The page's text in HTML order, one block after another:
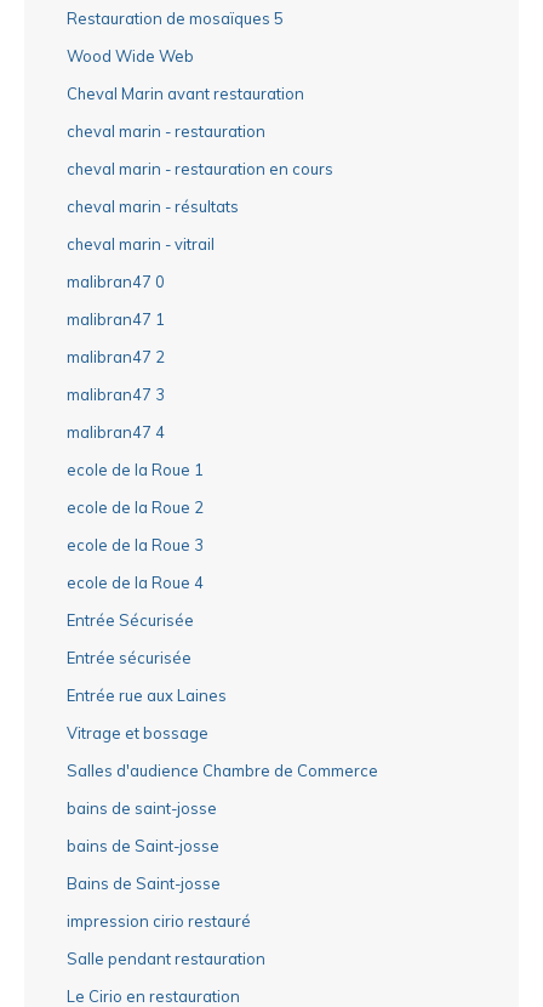
Restauration de mosaïques 5
Wood Wide Web
Cheval Marin avant restauration
cheval marin - restauration
cheval marin - restauration en cours
cheval marin - résultats
cheval marin - vitrail
malibran47 0
malibran47 1
malibran47 2
malibran47 3
malibran47 4
ecole de la Roue 1
ecole de la Roue 2
ecole de la Roue 3
ecole de la Roue 4
Entrée Sécurisée
Entrée sécurisée
Entrée rue aux Laines
Vitrage et bossage
Salles d'audience Chambre de Commerce
bains de saint-josse
bains de Saint-josse
Bains de Saint-josse
impression cirio restauré
Salle pendant restauration
Le Cirio en restauration